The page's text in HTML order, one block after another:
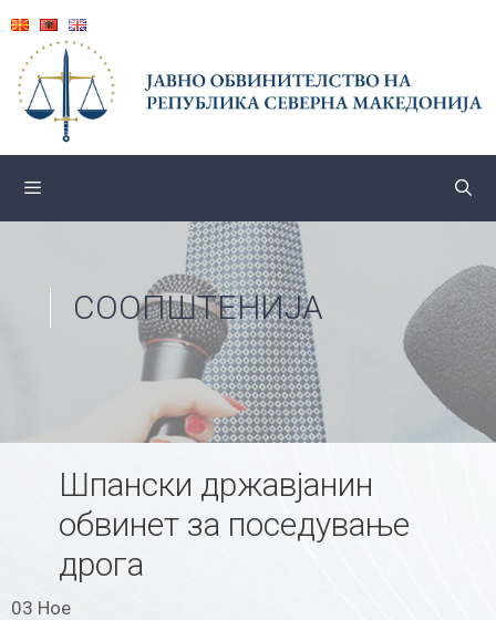
content
СООПШТЕНИЈА
Шпански државјанин
обвинет за поседување
дрога
03 Ное